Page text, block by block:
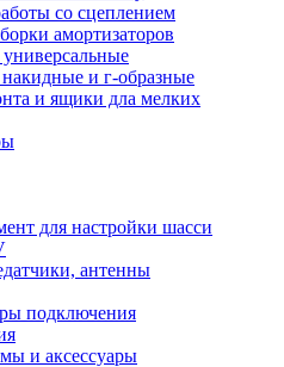
со сцеплением
амортизаторов
и г-образные
и ящики дла мелких
для настройки шасси
антенны
подключения
и аксессуары